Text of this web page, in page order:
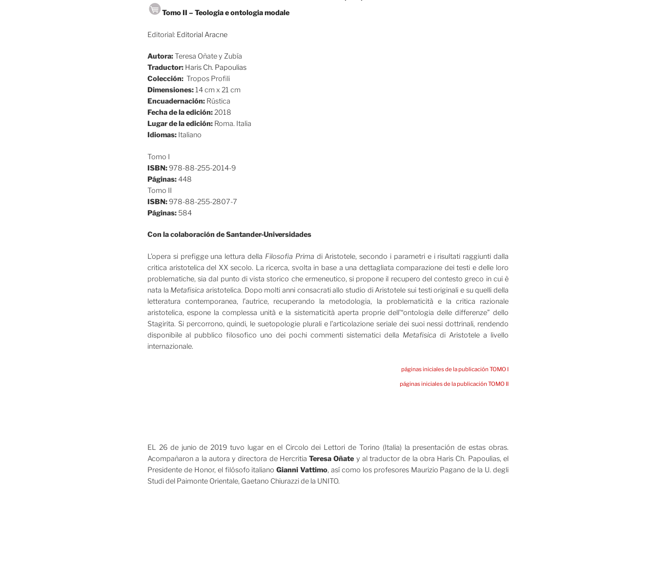
Tomo II – Teologia e ontologia modale
Editorial: Editorial Aracne
Autora:Teresa Oñate y Zubía
Traductor: Haris Ch. Papoulias
Colección: Tropos Profili
Dimensiones:14 cm x 21 cm
Encuadernación: Rústica
Fecha de la edición:2018
Lugar de la edición: Roma. Italia
Idiomas: Italiano
Tomo I
ISBN:978-88-255-2014-9
Páginas:448
Tomo II
ISBN:978-88-255-2807-7
Páginas: 584
Con la colaboración de Santander-Universidades
L’opera si prefigge una lettura della Filosofia Prima di Aristotele, secondo i parametri e i risultati raggiunti dalla
critica aristotelica del XX secolo. La ricerca, svolta in base a una dettagliata comparazione dei testi e delle loro
problematiche, sia dal punto di vista storico che ermeneutico, si propone il recupero del contesto greco in cui è
nata la Metafisica aristotelica. Dopo molti anni consacrati allo studio di Aristotele sui testi originali e su quelli della
letteratura contemporanea, l’autrice, recuperando la metodologia, la problematicità e la critica razionale
aristotelica, espone la complessa unità e la sistematicità aperta proprie dell’“ontologia delle differenze” dello
Stagirita. Si percorrono, quindi, le suetopologie plurali e l’articolazione seriale dei suoi nessi dottrinali, rendendo
disponibile al pubblico filosofico uno dei pochi commenti sistematici della Metafisica di Aristotele a livello
internazionale.
páginas iniciales de la publicación TOMO I
páginas iniciales de la publicación TOMO II
EL 26 de junio de 2019 tuvo lugar en el Circolo dei Lettori de Torino (Italia) la presentación de estas obras.
Acompañaron a la autora y directora de HercritiaTeresa Oñate y al traductor de la obra Haris Ch. Papoulias, el
Presidente de Honor, el filósofo italianoGianni Vattimo, así como los profesores Maurizio Pagano de la U. degli
Studi del Paimonte Orientale, Gaetano Chiurazzi de la UNITO.